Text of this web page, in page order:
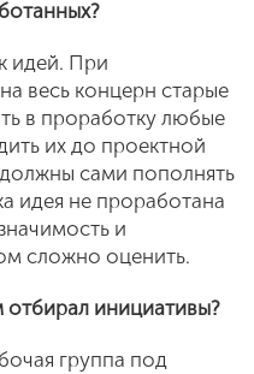
идей. При
весь концерн старые
в проработку любые
их до проектной
сами пополнять
идея не проработана
и
сложно оценить.
иници­ативы?
группа под